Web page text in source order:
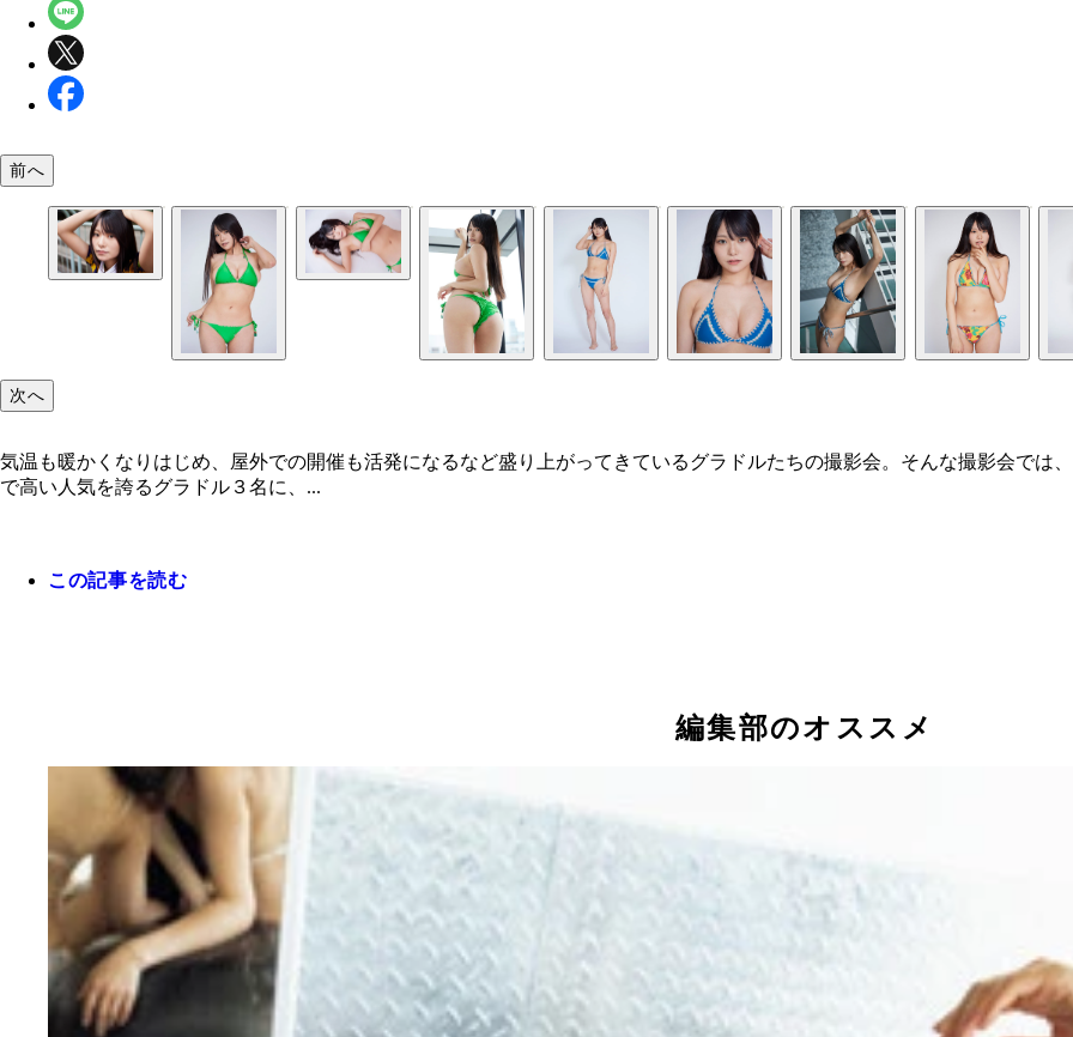
前へ
次へ
気温も暖かくなりはじめ、屋外での開催も活発になるなど盛り上がってきているグラドルたちの撮影会。そんな撮影会で
で高い人気を誇るグラドル３名に、...
この記事を読む
編集部のオススメ